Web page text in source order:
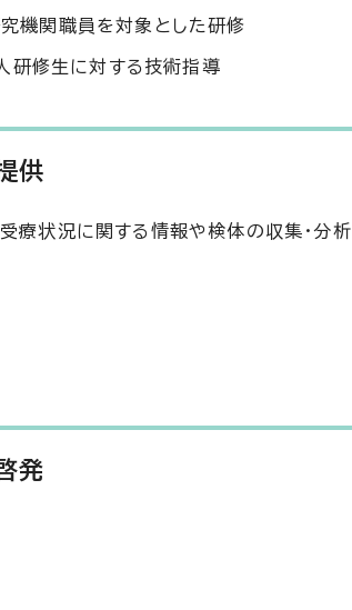
機関職員を対象とした研修
研修生に対する技術指導
供
療状況に関する情報や検体の収集・分析
発